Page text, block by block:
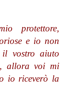
protettore,
e io non
il vostro aiuto
allora voi mi
io riceverò la